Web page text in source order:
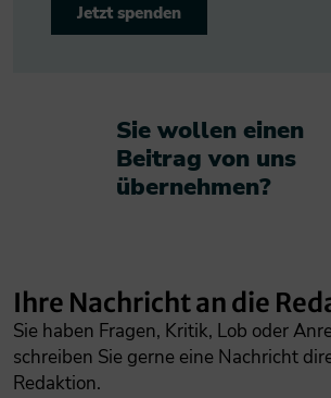
Jetzt spenden
Sie wollen einen
Beitrag von uns
übernehmen?​
Ihre Nachricht an die
Sie haben Fragen, Kritik, Lob oder
schreiben Sie gerne eine Nachricht
Redaktion.